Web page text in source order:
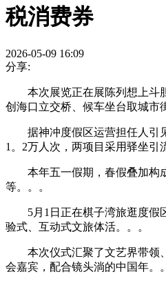
税消费券
2026-05-09 16:09
分享:
本次展览正在展陈列想上斗
创海口立交桥、候车坐台取城市
据神冲度假区运营担任人引
1。2万人次，两项目采用驿坐引
本年五一假期，春假叠加构
等。。。
5月1日正在棋子湾旅逛度假
验式、互动式文旅体活。。。
本次仪式汇聚了文艺界带领
会嘉宾，配合镜头淌的中国年。